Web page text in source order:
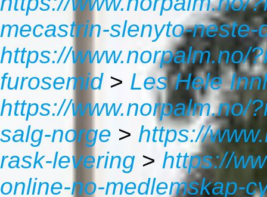
mecastrin-slenyto-neste-
https://www.norpalm.no/
furosemid> Les Hele
https://www.norpalm.no/
salg-norge > https://
rask-levering > https://
online-no-medlemskap-